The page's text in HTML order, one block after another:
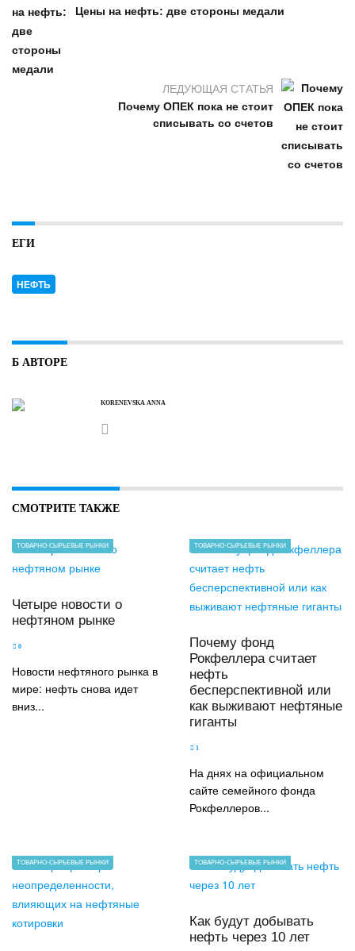
Цены на нефть: две стороны медали
ЛЕДУЮЩАЯ СТАТЬЯ
Почему ОПЕК пока не стоит
списывать со счетов
ЕГИ
НЕФТЬ
Б АВТОРЕ
KORENEVSKA ANNA
СМОТРИТЕ ТАКЖЕ
ТОВАРНО-СЫРЬЕВЫЕ РЫНКИ
Четыре новости о
нефтяном рынке
0
Новости нефтяного рынка в
мире: нефть снова идет
вниз...
ТОВАРНО-СЫРЬЕВЫЕ РЫНКИ
Почему фонд
Рокфеллера считает
нефть
бесперспективной или
как выживают нефтяные
гиганты
1
На днях на официальном
сайте семейного фонда
Рокфеллеров...
ТОВАРНО-СЫРЬЕВЫЕ РЫНКИ ТОВАРНО-СЫРЬЕВЫЕ РЫНКИ
Как будут добывать
нефть через 10 лет